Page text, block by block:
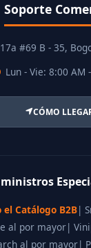
Soporte
#69 B - 35,
Lun - Vie: 8:00 AM
CÓMO
Catálogo B2B|
al por mayor|
al por mayor|